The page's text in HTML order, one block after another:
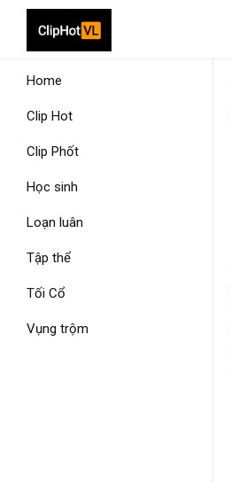
Home
Clip Hot
Clip Phốt
Học sinh
Loạn luân
Tập thể
Tối Cổ
Vụng trộm